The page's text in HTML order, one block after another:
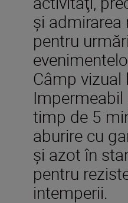
şi admirarea
pentru
Câmp vizual
timp de 5
aburire cu
şi azot în
pentru
intemperii.